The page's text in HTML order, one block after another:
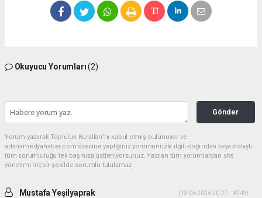
Okuyucu Yorumları(2)
Gönder
Yorum yazarak Topluluk Kuralları’nı kabul etmiş bulunuyor ve
adanamedyahaber.com sitesine yaptığınız yorumunuzla ilgili doğrudan veya dolaylı
tüm sorumluluğu tek başınıza üstleniyorsunuz. Yazılan tüm yorumlardan site
yönetimi hiçbir şekilde sorumlu tutulamaz.
Mustafa Yeşilyaprak
(13.06.2026 20:27 - #749)